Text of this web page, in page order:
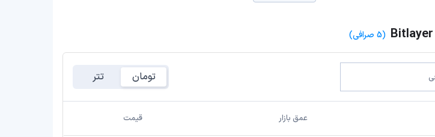
(5 صرافی)
تومان تتر
عمق بازار قیمت